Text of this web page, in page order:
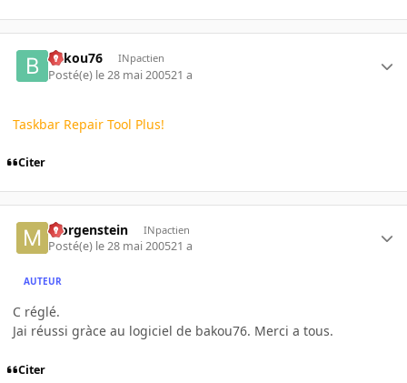
bakou76 INpactien
Posté(e) le 28 mai 200521 a
Taskbar Repair Tool Plus!
Citer
Morgenstein INpactien
Posté(e) le 28 mai 200521 a
AUTEUR
C réglé.
Jai réussi gràce au logiciel de bakou76. Merci a tous.
Citer